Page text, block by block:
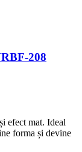
208
efect mat. Ideal
forma și devine